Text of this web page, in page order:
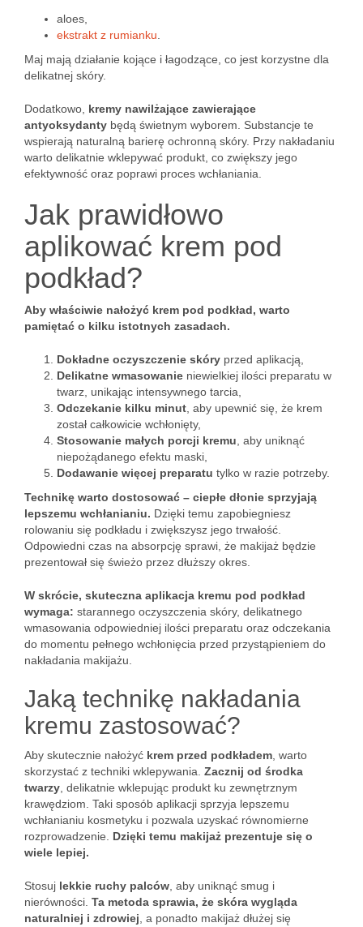
aloes,
ekstrakt z rumianku
Maj mają działanie kojące i łagodzące, co jest korzystne dla
delikatnej skóry.
Dodatkowo, kremy nawilżające zawierające
antyoksydanty będą świetnym wyborem. Substancje te
wspierają naturalną barierę ochronną skóry. Przy nakładaniu
warto delikatnie wklepywać produkt, co zwiększy jego
efektywność oraz poprawi proces wchłaniania.
Jak prawidłowo
aplikować krem pod
podkład?
Aby właściwie nałożyć krem pod podkład, warto
pamiętać o kilku istotnych zasadach.
Dokładne oczyszczenie skóry przed aplikacją,
Delikatne wmasowanie niewielkiej ilości preparatu w
twarz, unikając intensywnego tarcia,
Odczekanie kilku minut , aby upewnić się, że krem
został całkowicie wchłonięty,
Stosowanie małych porcji kremu , aby uniknąć
niepożądanego efektu maski,
Dodawanie więcej preparatu tylko w razie potrzeby.
Technikę warto dostosować – ciepłe dłonie sprzyjają
lepszemu wchłanianiu. Dzięki temu zapobiegniesz
rolowaniu się podkładu i zwiększysz jego trwałość.
Odpowiedni czas na absorpcję sprawi, że makijaż będzie
prezentował się świeżo przez dłuższy okres.
W skrócie, skuteczna aplikacja kremu pod podkład
wymaga: starannego oczyszczenia skóry, delikatnego
wmasowania odpowiedniej ilości preparatu oraz odczekania
do momentu pełnego wchłonięcia przed przystąpieniem do
nakładania makijażu.
Jaką technikę nakładania
kremu zastosować?
Aby skutecznie nałożyć krem przed podkładem , warto
skorzystać z techniki wklepywania. Zacznij od środka
twarzy , delikatnie wklepując produkt ku zewnętrznym
krawędziom. Taki sposób aplikacji sprzyja lepszemu
wchłanianiu kosmetyku i pozwala uzyskać równomierne
rozprowadzenie. Dzięki temu makijaż prezentuje się o
wiele lepiej.
Stosuj lekkie ruchy palców , aby uniknąć smug i
nierówności. Ta metoda sprawia, że skóra wygląda
naturalniej i zdrowiej , a ponadto makijaż dłużej się